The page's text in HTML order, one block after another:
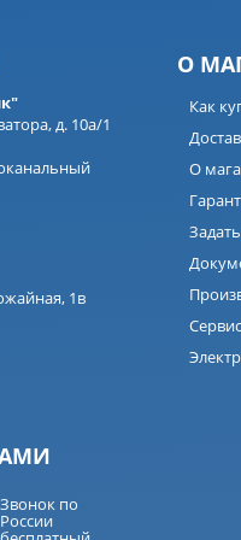
д. 10а/1
1в
Звонок по
России
О
Как
О
Сервис